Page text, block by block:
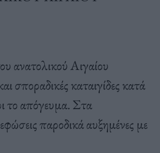
ανατολικού Αιγαίου
σποραδικές καταιγίδες κατά
το απόγευμα. Στα
παροδικά αυξημένες με